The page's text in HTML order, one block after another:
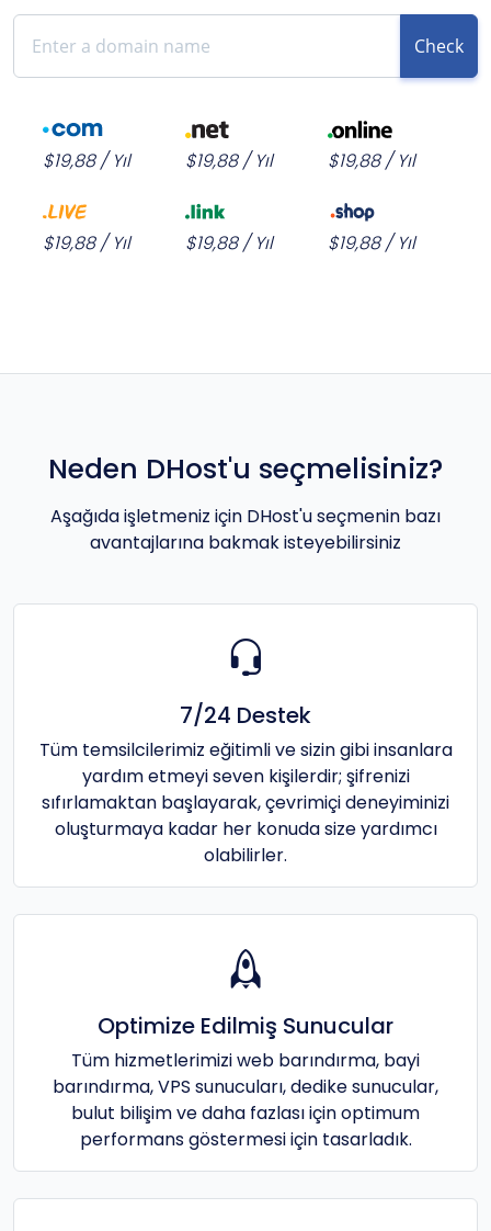
Check
$19,88 / Yıl $19,88 / Yıl $19,88 / Yıl
$19,88 / Yıl $19,88 / Yıl $19,88 / Yıl
Neden DHost'u seçmelisiniz?
Aşağıda işletmeniz için DHost'u seçmenin bazı
avantajlarına bakmak isteyebilirsiniz
7/24 Destek
Tüm temsilcilerimiz eğitimli ve sizin gibi insanlara
yardım etmeyi seven kişilerdir; şifrenizi
sıfırlamaktan başlayarak, çevrimiçi deneyiminizi
oluşturmaya kadar her konuda size yardımcı
olabilirler.
Optimize Edilmiş Sunucular
Tüm hizmetlerimizi web barındırma, bayi
barındırma, VPS sunucuları, dedike sunucular,
bulut bilişim ve daha fazlası için optimum
performans göstermesi için tasarladık.